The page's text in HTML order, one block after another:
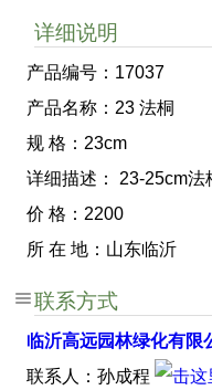
详细说明
产品编号：17037
产品名称：23 法桐
规 格：23cm
详细描述： 23-25cm法
价 格：2200
所 在 地：山东临沂
联系方式
临沂高远园林绿化有限
联系人：孙成程